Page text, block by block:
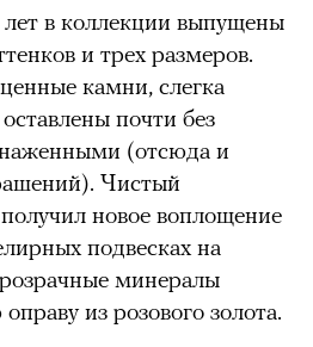
лет в коллекции выпущены
и трех размеров.
камни, слегка
почти без
(отсюда и
Чистый
новое воплощение
подвесках на
минералы
из розового золота.